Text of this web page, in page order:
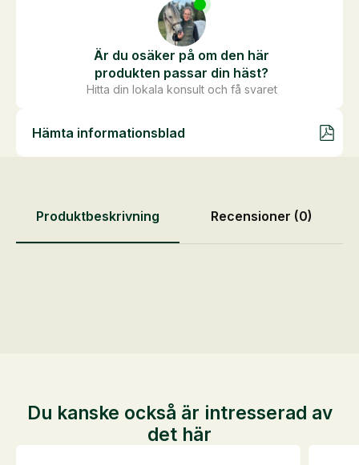
Är du osäker på om den här
produkten passar din häst?
Hitta din lokala konsult och få svaret
Hämta informationsblad
Produktbeskrivning Recensioner (0)
Du kanske också är intresserad av
det här